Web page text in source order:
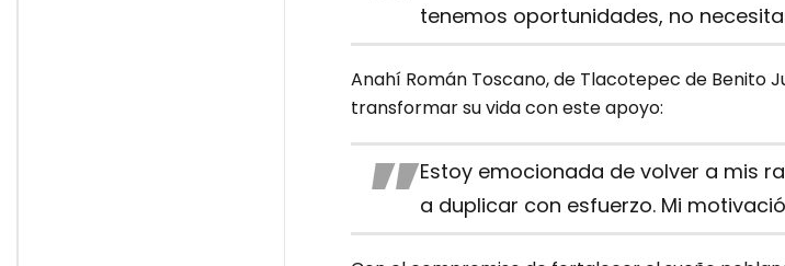
tenemos oportunidades, no
Anahí Román Toscano, de Tlacotepec de Benito
transformar su vida con este apoyo:
Estoy emocionada de volver a mis
a duplicar con esfuerzo. Mi